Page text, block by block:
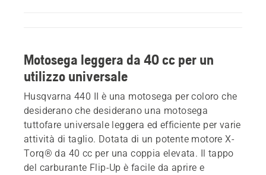
Motosega leggera da 40 cc per un
utilizzo universale
Husqvarna 440 II è una motosega per coloro che
desiderano che desiderano una motosega
tuttofare universale leggera ed efficiente per varie
attività di taglio. Dotata di un potente motore X-
Torq® da 40 cc per una coppia elevata. Il tappo
del carburante Flip-Up è facile da aprire e